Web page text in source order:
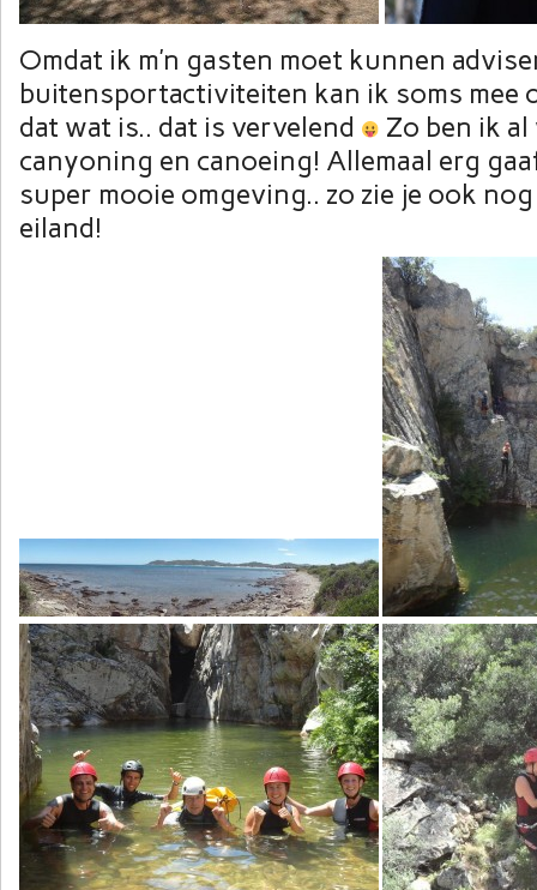
Omdat ik m’n gasten moet kunnen
buitensportactiviteiten kan ik soms mee
dat wat is.. dat is vervelend
Zo ben ik al
canyoning en canoeing! Allemaal erg
super mooie omgeving.. zo zie je ook
eiland!